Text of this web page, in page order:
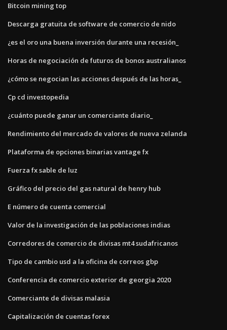
Bitcoin mining top
Descarga gratuita de software de comercio de nido
¿es el oro una buena inversión durante una recesión_
Horas de negociación de futuros de bonos australianos
¿cómo se negocian las acciones después de las horas_
Cp cd investopedia
¿cuánto puede ganar un comerciante diario_
Rendimiento del mercado de valores de nueva zelanda
Plataforma de opciones binarias vantage fx
Fuerza fx sable de luz
Gráfico del precio del gas natural de henry hub
E número de cuenta comercial
Valor de la investigación de las poblaciones indias
Corredores de comercio de divisas mt4 sudafricanos
Tipo de cambio usd a la oficina de correos gbp
Conferencia de comercio exterior de georgia 2020
Comerciante de divisas malasia
Capitalización de cuentas forex